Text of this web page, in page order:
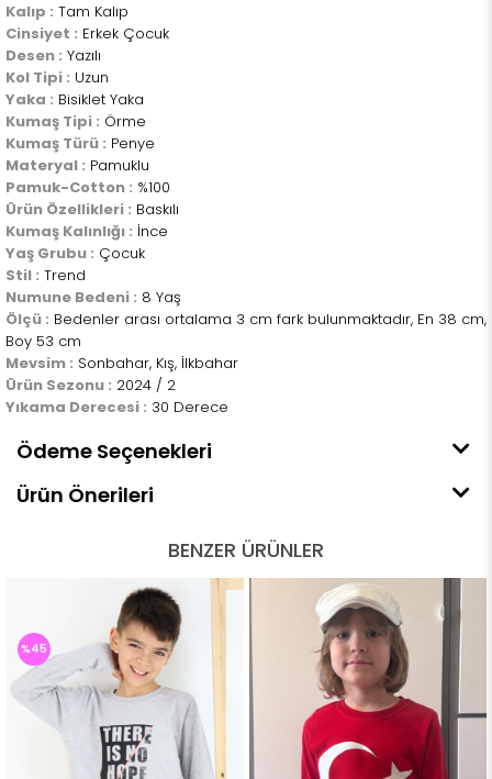
Kalıp : Tam Kalıp
Cinsiyet : Erkek Çocuk
Desen : Yazılı
Kol Tipi : Uzun
Yaka : Bisiklet Yaka
Kumaş Tipi : Örme
Kumaş Türü : Penye
Materyal : Pamuklu
Pamuk-Cotton : %100
Ürün Özellikleri : Baskılı
Kumaş Kalınlığı : İnce
Yaş Grubu : Çocuk
Stil : Trend
Numune Bedeni : 8 Yaş
Ölçü : Bedenler arası ortalama 3 cm fark bulunmaktadır, En 38 cm,
Boy 53 cm
Mevsim : Sonbahar, Kış, İlkbahar
Ürün Sezonu : 2024 / 2
Yıkama Derecesi : 30 Derece
Ödeme Seçenekleri
Ürün Önerileri
BENZER ÜRÜNLER
%45